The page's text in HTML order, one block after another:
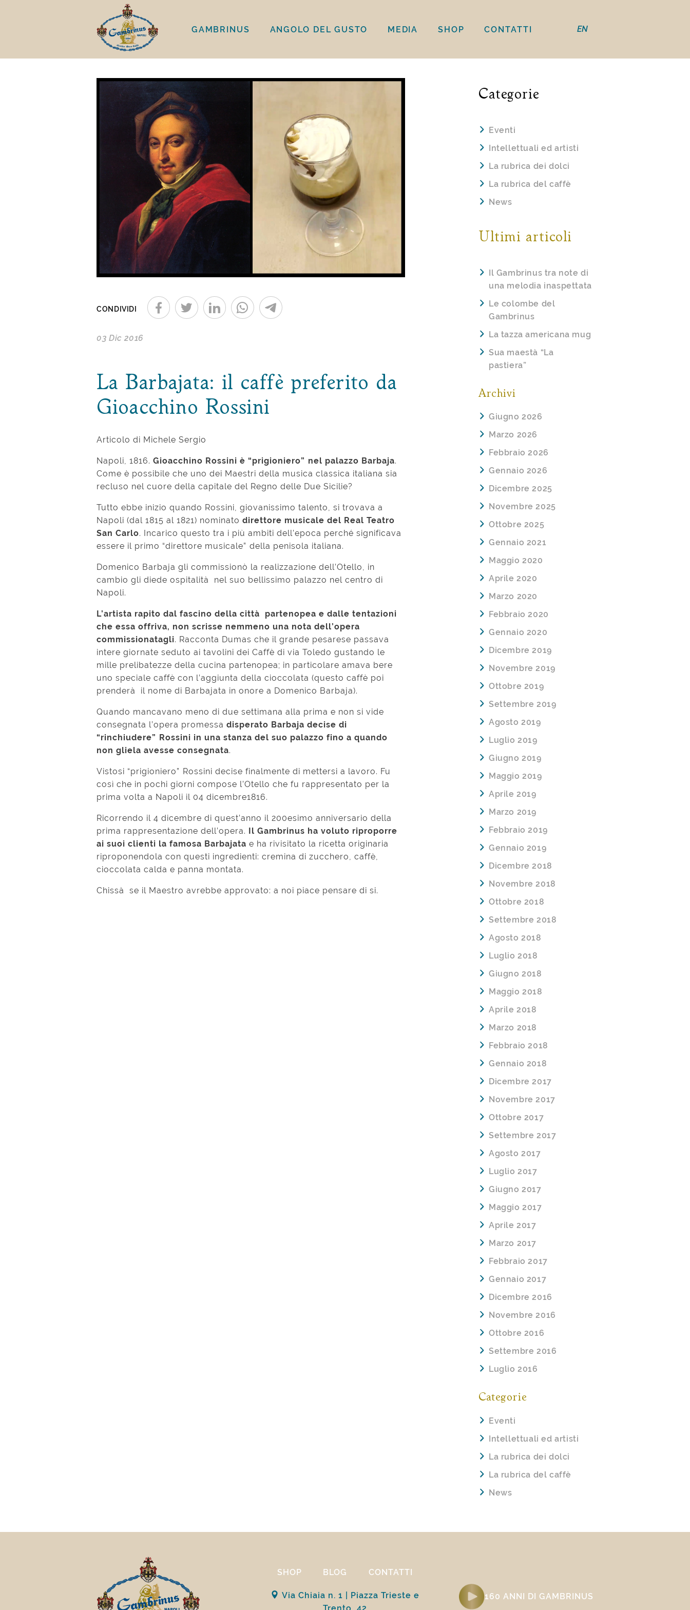
GAMBRINUS ANGOLO DEL GUSTO MEDIA SHOP CONTATTI EN
CONDIVIDI
03 Dic 2016
La Barbajata: il caffè preferito da
Gioacchino Rossini
Articolo di Michele Sergio
Napoli, 1816.Gioacchino Rossini è “prigioniero” nel palazzo Barbaja.
Come è possibile che uno dei Maestri della musica classica italiana sia
recluso nel cuore della capitale del Regno delle Due Sicilie?
Tutto ebbe inizio quando Rossini, giovanissimo talento, si trovava a
Napoli (dal 1815 al 1821) nominatodirettore musicale del Real Teatro
San Carlo. Incarico questo tra i più ambiti dell’epoca perché significava
essere il primo “direttore musicale” della penisola italiana.
Domenico Barbaja gli commissionò la realizzazione dell’Otello, in
cambio gli diede ospitalità nel suo bellissimo palazzo nel centro di
Napoli.
L’artista rapito dal fascino della città partenopea e dalle tentazioni
che essa offriva, non scrisse nemmeno una nota dell’opera
commissionatagli. Racconta Dumas che il grande pesarese passava
intere giornate seduto ai tavolini dei Caffè di via Toledo gustando le
mille prelibatezze della cucina partenopea; in particolare amava bere
uno speciale caffè con l’aggiunta della cioccolata (questo caffè poi
prenderà il nome di Barbajata in onore a Domenico Barbaja).
Quando mancavano meno di due settimana alla prima e non si vide
consegnata l’opera promessadisperato Barbaja decise di
“rinchiudere” Rossini in una stanza del suo palazzo fino a quando
non gliela avesse consegnata.
Vistosi “prigioniero” Rossini decise finalmente di mettersi a lavoro. Fu
così che in pochi giorni compose l’Otello che fu rappresentato per la
prima volta a Napoli il 04 dicembre1816.
Ricorrendo il 4 dicembre di quest’anno il 200esimo anniversario della
prima rappresentazione dell’opera.
Il Gambrinus ha voluto riproporre
ai suoi clienti la famosa Barbajatae ha rivisitato la ricetta originaria
riproponendola con questi ingredienti: cremina di zucchero, caffè,
cioccolata calda e panna montata.
Chissà se il Maestro avrebbe approvato: a noi piace pensare di si.
Categorie
Eventi
Intellettuali ed artisti
La rubrica dei dolci
La rubrica del caffè
News
Ultimi articoli
Il Gambrinus tra note di
una melodia inaspettata
Le colombe del
Gambrinus
La tazza americana mug
Sua maestà “La
pastiera”
Archivi
Giugno 2026
Marzo 2026
Febbraio 2026
Gennaio 2026
Dicembre 2025
Novembre 2025
Ottobre 2025
Gennaio 2021
Maggio 2020
Aprile 2020
Marzo 2020
Febbraio 2020
Gennaio 2020
Dicembre 2019
Novembre 2019
Ottobre 2019
Settembre 2019
Agosto 2019
Luglio 2019
Giugno 2019
Maggio 2019
Aprile 2019
Marzo 2019
Febbraio 2019
Gennaio 2019
Dicembre 2018
Novembre 2018
Ottobre 2018
Settembre 2018
Agosto 2018
Luglio 2018
Giugno 2018
Maggio 2018
Aprile 2018
Marzo 2018
Febbraio 2018
Gennaio 2018
Dicembre 2017
Novembre 2017
Ottobre 2017
Settembre 2017
Agosto 2017
Luglio 2017
Giugno 2017
Maggio 2017
Aprile 2017
Marzo 2017
Febbraio 2017
Gennaio 2017
Dicembre 2016
Novembre 2016
Ottobre 2016
Settembre 2016
Luglio 2016
Categorie
Eventi
Intellettuali ed artisti
La rubrica dei dolci
La rubrica del caffè
News
SHOP BLOG CONTATTI
Via Chiaia n. 1 | Piazza Trieste e
160 ANNI DI GAMBRINUS